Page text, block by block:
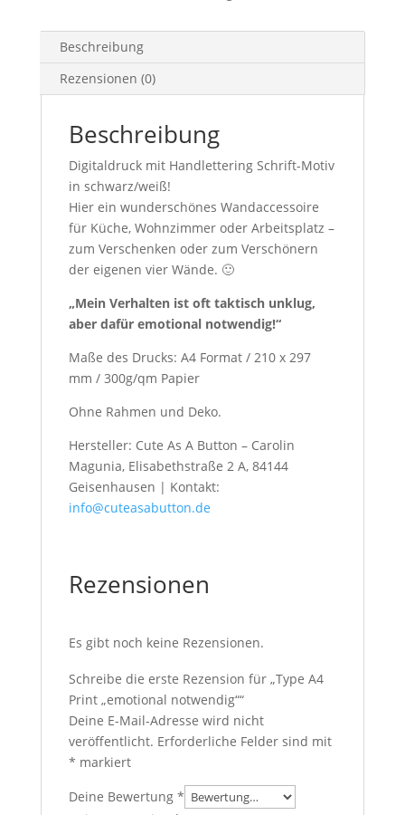
Beschreibung
Rezensionen (0)
Beschreibung
Digitaldruck mit Handlettering Schrift-Motiv
in schwarz/weiß!
Hier ein wunderschönes Wandaccessoire
für Küche, Wohnzimmer oder Arbeitsplatz –
zum Verschenken oder zum Verschönern
der eigenen vier Wände. 🙂
„Mein Verhalten ist oft taktisch unklug,
aber dafür emotional notwendig!“
Maße des Drucks: A4 Format / 210 x 297
mm / 300g/qm Papier
Ohne Rahmen und Deko.
Hersteller: Cute As A Button – Carolin
Magunia, Elisabethstraße 2 A, 84144
Geisenhausen | Kontakt:
info@cuteasabutton.de
Rezensionen
Es gibt noch keine Rezensionen.
Schreibe die erste Rezension für „Type A4
Print „emotional notwendig““
Deine E-Mail-Adresse wird nicht
veröffentlicht. Erforderliche Felder sind mit
* markiert
Deine Bewertung *